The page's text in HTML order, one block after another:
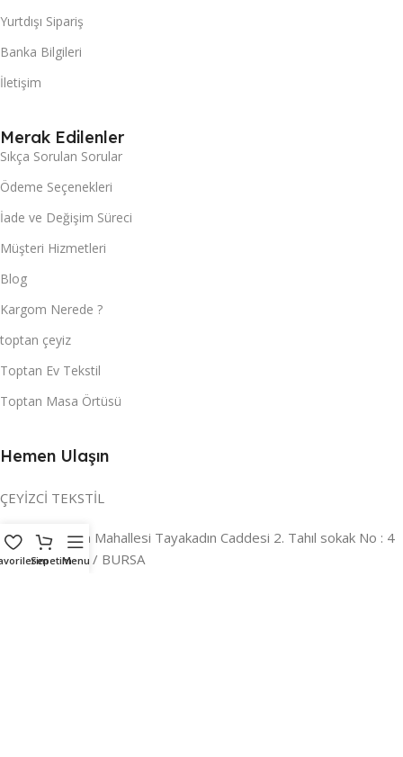
Yurtdışı Sipariş
Banka Bilgileri
İletişim
Merak Edilenler
Sıkça Sorulan Sorular
Ödeme Seçenekleri
İade ve Değişim Süreci
Müşteri Hizmetleri
Blog
Kargom Nerede ?
toptan çeyiz
Toptan Ev Tekstil
Toptan Masa Örtüsü
Hemen Ulaşın
ÇEYİZCİ TEKSTİL
Adres:Reyhan Mahallesi Tayakadın Caddesi 2. Tahıl sokak No : 4
/ a Osmangazi / BURSA
SepetimMenu